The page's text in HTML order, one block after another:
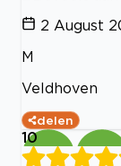
2 August
M
Veldhoven
delen
10